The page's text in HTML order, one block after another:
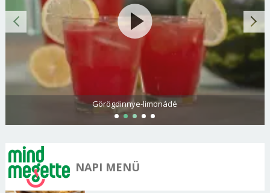
Görögdinnye-limonádé
NAPI MENÜ